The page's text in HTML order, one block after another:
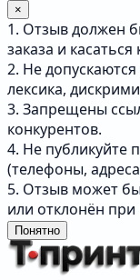
×
1. Отзыв должен
заказа и
2. Не
лексика,
3. Запрещены
конкурентов.
4. Не публикуйте
(телефоны,
5. Отзыв может
или отклонён
Понятно